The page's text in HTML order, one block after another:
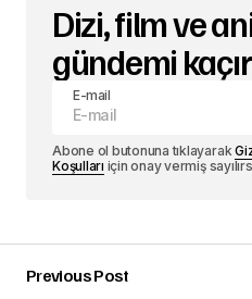
Dizi, film ve
gündemi
E-mail
Abone ol butonuna tıklayarak
Koşulları için onay vermiş
Previous Post